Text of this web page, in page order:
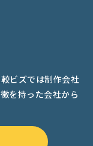
ビズでは制作会社
を持った会社から